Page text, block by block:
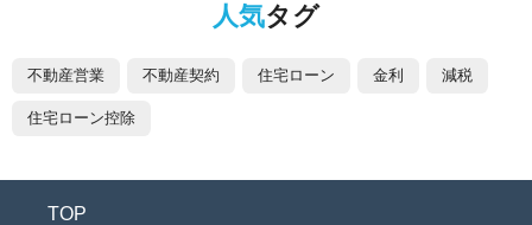
人気タグ
不動産営業 不動産契約 住宅ローン 金利 減税
住宅ローン控除
TOP